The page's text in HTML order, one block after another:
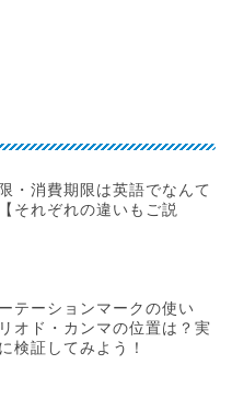
・消費期限は英語でなんて
それぞれの違いもご説
ーテーションマークの使い
オド・カンマの位置は？実
検証してみよう！